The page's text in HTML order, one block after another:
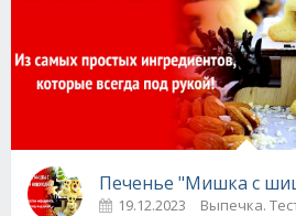
Печенье "Мишка с
19.12.2023 Выпечка.